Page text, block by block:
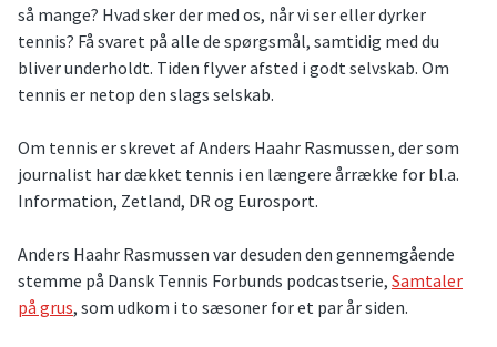
så mange? Hvad sker der med os, når vi ser eller dyrker
tennis? Få svaret på alle de spørgsmål, samtidig med du
bliver underholdt. Tiden flyver afsted i godt selvskab. Om
tennis er netop den slags selskab.
Om tennis er skrevet af Anders Haahr Rasmussen, der som
journalist har dækket tennis i en længere årrække for bl.a.
Information, Zetland, DR og Eurosport.
Anders Haahr Rasmussen var desuden den gennemgående
stemme på Dansk Tennis Forbunds podcastserie, Samtaler
på grus, som udkom i to sæsoner for et par år siden.